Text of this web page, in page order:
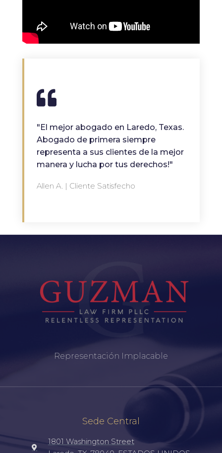
"El mejor abogado en Laredo, Texas.
Abogado de primera siempre
representa a sus clientes de la mejor
manera y lucha por tus derechos!"
Allen A. | Cliente Satisfecho
Representación Implacable
Sede Central
1801 Washington Street